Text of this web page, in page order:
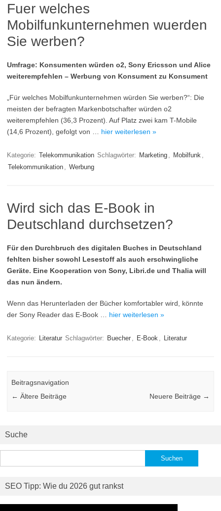
Fuer welches
Mobilfunkunternehmen wuerden
Sie werben?
Umfrage: Konsumenten würden o2, Sony Ericsson und Alice
weiterempfehlen – Werbung von Konsument zu Konsument
„Für welches Mobilfunkunternehmen würden Sie werben?“: Die
meisten der befragten Markenbotschafter würden o2
weiterempfehlen (36,3 Prozent). Auf Platz zwei kam T-Mobile
(14,6 Prozent), gefolgt von … hier weiterlesen »
Kategorie: Telekommunikation Schlagwörter: Marketing , Mobilfunk ,
Telekommunikation , Werbung
Wird sich das E-Book in
Deutschland durchsetzen?
Für den Durchbruch des digitalen Buches in Deutschland
fehlten bisher sowohl Lesestoff als auch erschwingliche
Geräte. Eine Kooperation von Sony, Libri.de und Thalia will
das nun ändern.
Wenn das Herunterladen der Bücher komfortabler wird, könnte
der Sony Reader das E-Book … hier weiterlesen »
Kategorie: Literatur Schlagwörter: Buecher , E-Book , Literatur
Beitragsnavigation
← Ältere Beiträge Neuere Beiträge →
Suche
nach:
SEO Tipp: Wie du 2026 gut rankst